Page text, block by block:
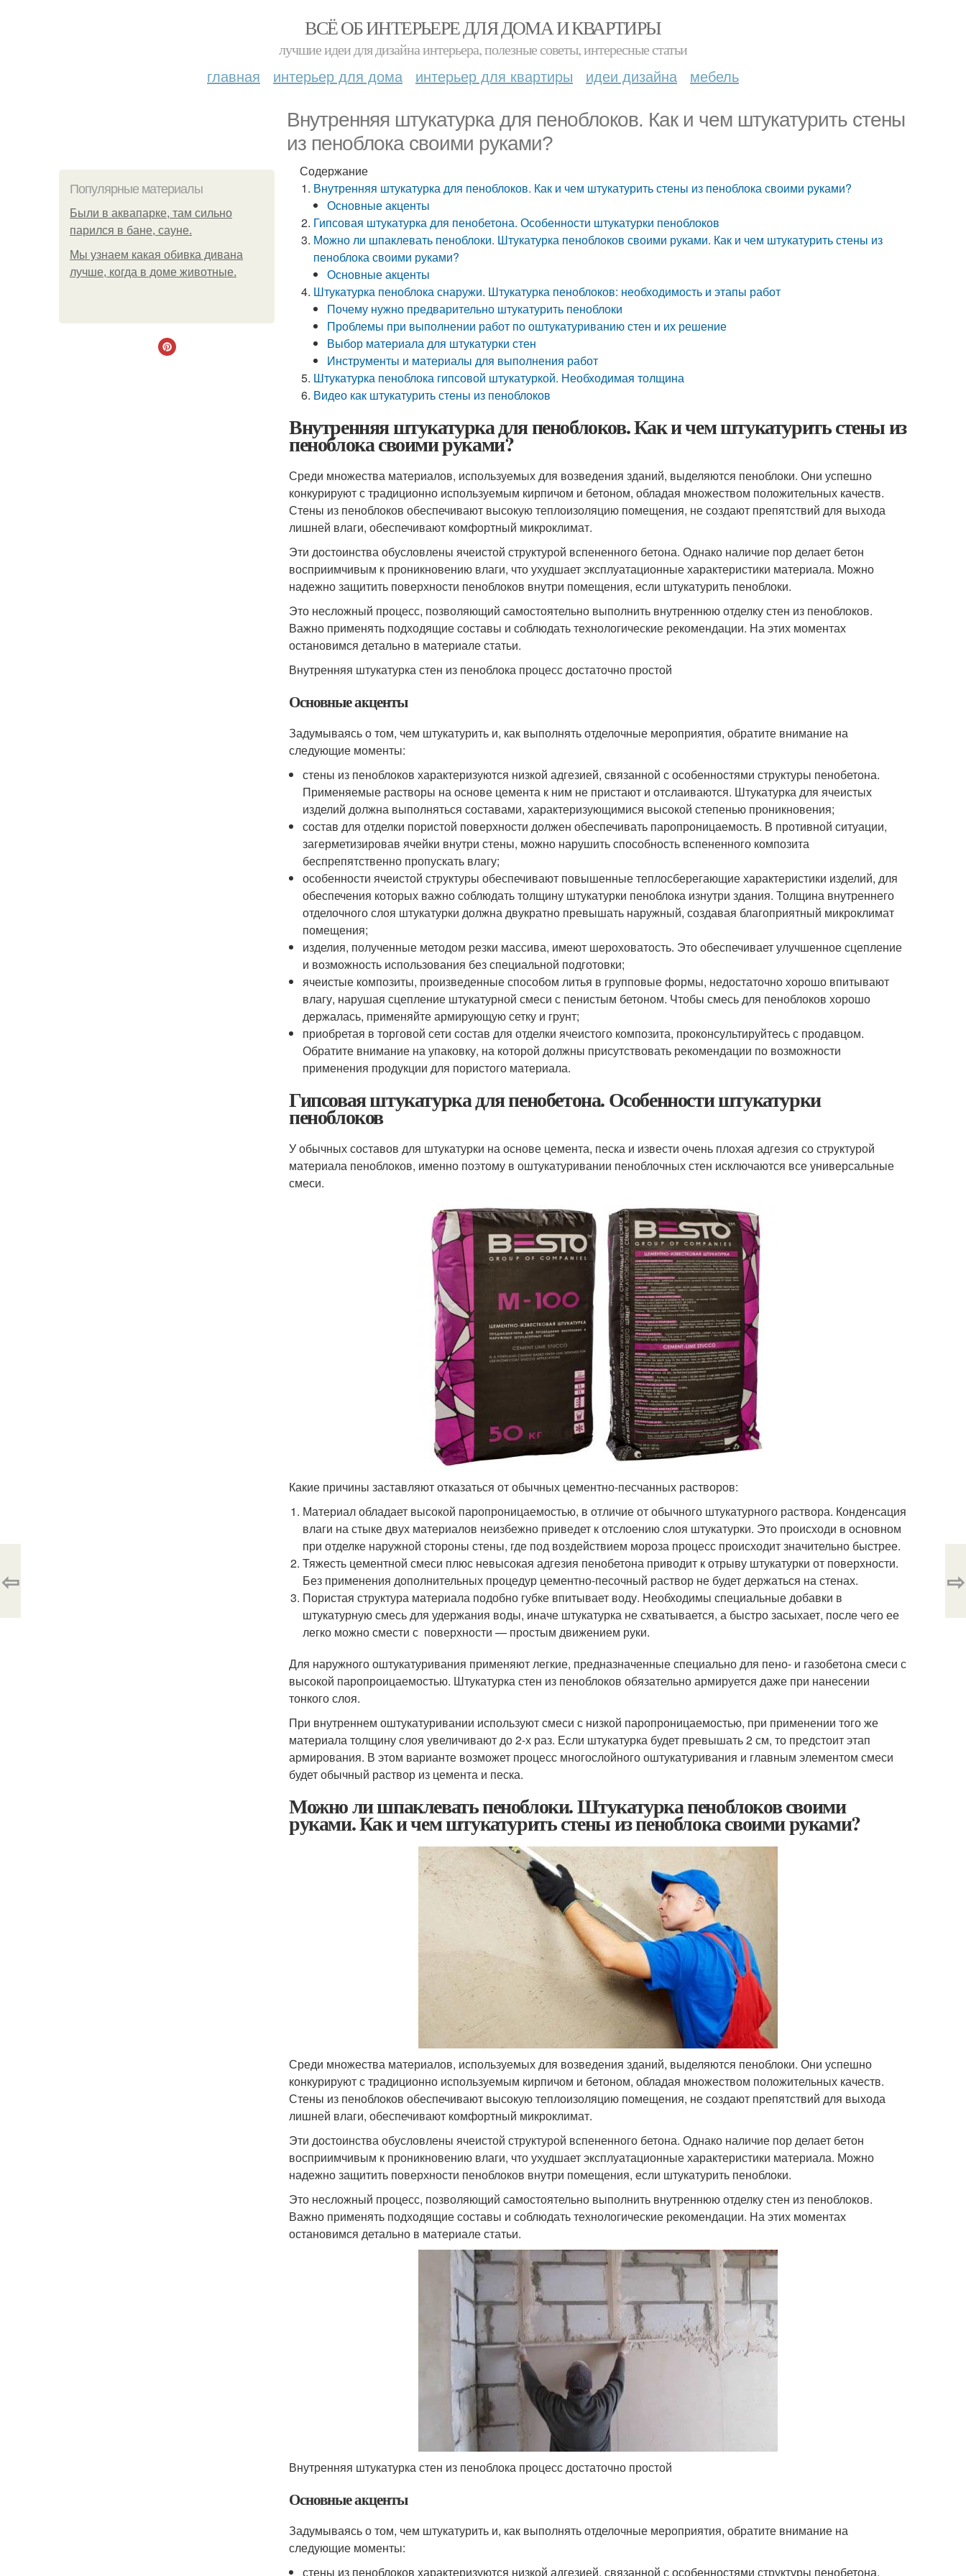
ВСЁ ОБ ИНТЕРЬЕРЕ ДЛЯ ДОМА И КВАРТИРЫ
лучшие идеи для дизайна интерьера, полезные советы, интересные статьи
главная интерьер для дома интерьер для квартиры идеи дизайна мебель
Внутренняя штукатурка для пеноблоков. Как и чем штукатурить стены
из пеноблока своими руками?
Популярные материалы
Были в аквапарке, там сильно
парился в бане, сауне.
Мы узнаем какая обивка дивана
лучше, когда в доме животные.
Содержание
Внутренняя штукатурка для пеноблоков. Как и чем штукатурить стены из пеноблока своими руками?
Основные акценты
Гипсовая штукатурка для пенобетона. Особенности штукатурки пеноблоков
Можно ли шпаклевать пеноблоки. Штукатурка пеноблоков своими руками. Как и чем штукатурить стены из
пеноблока своими руками?
Основные акценты
Штукатурка пеноблока снаружи. Штукатурка пеноблоков: необходимость и этапы работ
Почему нужно предварительно штукатурить пеноблоки
Проблемы при выполнении работ по оштукатуриванию стен и их решение
Выбор материала для штукатурки стен
Инструменты и материалы для выполнения работ
Штукатурка пеноблока гипсовой штукатуркой. Необходимая толщина
Видео как штукатурить стены из пеноблоков
Внутренняя штукатурка для пеноблоков. Как и чем штукатурить стены из
пеноблока своими руками?
Среди множества материалов, используемых для возведения зданий, выделяются пеноблоки. Они успешно
конкурируют с традиционно используемым кирпичом и бетоном, обладая множеством положительных качеств.
Стены из пеноблоков обеспечивают высокую теплоизоляцию помещения, не создают препятствий для выхода
лишней влаги, обеспечивают комфортный микроклимат.
Эти достоинства обусловлены ячеистой структурой вспененного бетона. Однако наличие пор делает бетон
восприимчивым к проникновению влаги, что ухудшает эксплуатационные характеристики материала. Можно
надежно защитить поверхности пеноблоков внутри помещения, если штукатурить пеноблоки.
Это несложный процесс, позволяющий самостоятельно выполнить внутреннюю отделку стен из пеноблоков.
Важно применять подходящие составы и соблюдать технологические рекомендации. На этих моментах
остановимся детально в материале статьи.
Внутренняя штукатурка стен из пеноблока процесс достаточно простой
Основные акценты
Задумываясь о том, чем штукатурить и, как выполнять отделочные мероприятия, обратите внимание на
следующие моменты:
стены из пеноблоков характеризуются низкой адгезией, связанной с особенностями структуры пенобетона.
Применяемые растворы на основе цемента к ним не пристают и отслаиваются. Штукатурка для ячеистых
изделий должна выполняться составами, характеризующимися высокой степенью проникновения;
состав для отделки пористой поверхности должен обеспечивать паропроницаемость. В противной ситуации,
загерметизировав ячейки внутри стены, можно нарушить способность вспененного композита
беспрепятственно пропускать влагу;
особенности ячеистой структуры обеспечивают повышенные теплосберегающие характеристики изделий, для
обеспечения которых важно соблюдать толщину штукатурки пеноблока изнутри здания. Толщина внутреннего
отделочного слоя штукатурки должна двукратно превышать наружный, создавая благоприятный микроклимат
помещения;
изделия, полученные методом резки массива, имеют шероховатость. Это обеспечивает улучшенное сцепление
и возможность использования без специальной подготовки;
ячеистые композиты, произведенные способом литья в групповые формы, недостаточно хорошо впитывают
влагу, нарушая сцепление штукатурной смеси с пенистым бетоном. Чтобы смесь для пеноблоков хорошо
держалась, применяйте армирующую сетку и грунт;
приобретая в торговой сети состав для отделки ячеистого композита, проконсультируйтесь с продавцом.
Обратите внимание на упаковку, на которой должны присутствовать рекомендации по возможности
применения продукции для пористого материала.
Гипсовая штукатурка для пенобетона. Особенности штукатурки
пеноблоков
У обычных составов для штукатурки на основе цемента, песка и извести очень плохая адгезия со структурой
материала пеноблоков, именно поэтому в оштукатуривании пеноблочных стен исключаются все универсальные
смеси.
Какие причины заставляют отказаться от обычных цементно-песчанных растворов:
Материал обладает высокой паропроницаемостью, в отличие от обычного штукатурного раствора. Конденсация
влаги на стыке двух материалов неизбежно приведет к отслоению слоя штукатурки. Это происходи в основном
при отделке наружной стороны стены, где под воздействием мороза процесс происходит значительно быстрее.
Тяжесть цементной смеси плюс невысокая адгезия пенобетона приводит к отрыву штукатурки от поверхности.
Без применения дополнительных процедур цементно-песочный раствор не будет держаться на стенах.
Пористая структура материала подобно губке впитывает воду. Необходимы специальные добавки в
штукатурную смесь для удержания воды, иначе штукатурка не схватывается, а быстро засыхает, после чего ее
легко можно смести с поверхности — простым движением руки.
Для наружного оштукатуривания применяют легкие, предназначенные специально для пено- и газобетона смеси с
высокой паропроицаемостью. Штукатурка стен из пеноблоков обязательно армируется даже при нанесении
тонкого слоя.
При внутреннем оштукатуривании используют смеси с низкой паропроницаемостью, при применении того же
материала толщину слоя увеличивают до 2-х раз. Если штукатурка будет превышать 2 см, то предстоит этап
армирования. В этом варианте возможет процесс многослойного оштукатуривания и главным элементом смеси
будет обычный раствор из цемента и песка.
Можно ли шпаклевать пеноблоки. Штукатурка пеноблоков своими
руками. Как и чем штукатурить стены из пеноблока своими руками?
Среди множества материалов, используемых для возведения зданий, выделяются пеноблоки. Они успешно
конкурируют с традиционно используемым кирпичом и бетоном, обладая множеством положительных качеств.
Стены из пеноблоков обеспечивают высокую теплоизоляцию помещения, не создают препятствий для выхода
лишней влаги, обеспечивают комфортный микроклимат.
Эти достоинства обусловлены ячеистой структурой вспененного бетона. Однако наличие пор делает бетон
восприимчивым к проникновению влаги, что ухудшает эксплуатационные характеристики материала. Можно
надежно защитить поверхности пеноблоков внутри помещения, если штукатурить пеноблоки.
Это несложный процесс, позволяющий самостоятельно выполнить внутреннюю отделку стен из пеноблоков.
Важно применять подходящие составы и соблюдать технологические рекомендации. На этих моментах
остановимся детально в материале статьи.
Внутренняя штукатурка стен из пеноблока процесс достаточно простой
Основные акценты
Задумываясь о том, чем штукатурить и, как выполнять отделочные мероприятия, обратите внимание на
следующие моменты:
стены из пеноблоков характеризуются низкой адгезией, связанной с особенностями структуры пенобетона.
⇦ ⇨